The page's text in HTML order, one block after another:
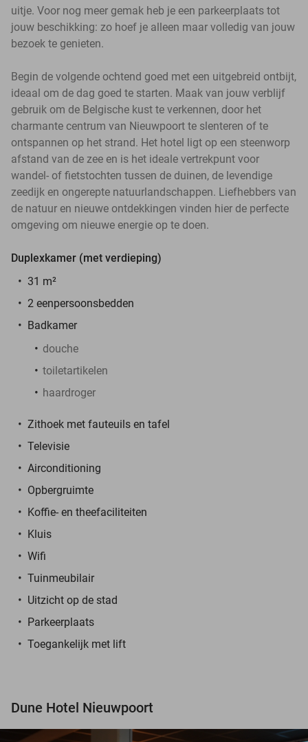
uitje. Voor nog meer gemak heb je een parkeerplaats tot
jouw beschikking: zo hoef je alleen maar volledig van jouw
bezoek te genieten.
Begin de volgende ochtend goed met een uitgebreid ontbijt,
ideaal om de dag goed te starten. Maak van jouw verblijf
gebruik om de Belgische kust te verkennen, door het
charmante centrum van Nieuwpoort te slenteren of te
ontspannen op het strand. Het hotel ligt op een steenworp
afstand van de zee en is het ideale vertrekpunt voor
wandel- of fietstochten tussen de duinen, de levendige
zeedijk en ongerepte natuurlandschappen. Liefhebbers van
de natuur en nieuwe ontdekkingen vinden hier de perfecte
omgeving om nieuwe energie op te doen.
Duplexkamer (met verdieping)
31 m²
2 eenpersoonsbedden
Badkamer
douche
toiletartikelen
haardroger
Zithoek met fauteuils en tafel
Televisie
Airconditioning
Opbergruimte
Koffie- en theefaciliteiten
Kluis
Wifi
Tuinmeubilair
Uitzicht op de stad
Parkeerplaats
Toegankelijk met lift
Dune Hotel Nieuwpoort